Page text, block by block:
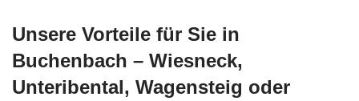
Unsere Vorteile für Sie in
Buchenbach – Wiesneck,
Unteribental, Wagensteig oder